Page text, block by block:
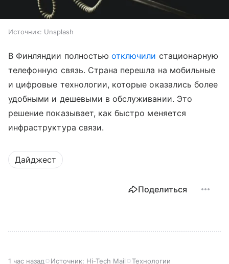
Источник: Unsplash
В Финляндии полностьюотключили стационарную
телефонную связь. Страна перешла на мобильные
и цифровые технологии, которые оказались более
удобными и дешевыми в обслуживании. Это
решение показывает, как быстро меняется
инфраструктура связи.
Дайджест
Поделиться
1 час назад Источник: Hi-Tech Mail Технологии